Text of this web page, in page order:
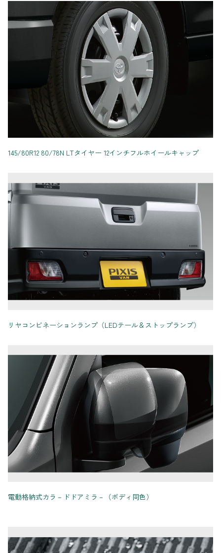
145/80R12 80/78N LTタイヤー 12インチフルホイールキャップ
リヤコンビネーションランプ（LEDテール＆ストップランプ）
電動格納式カラ－ドドアミラ－（ボディ同色）